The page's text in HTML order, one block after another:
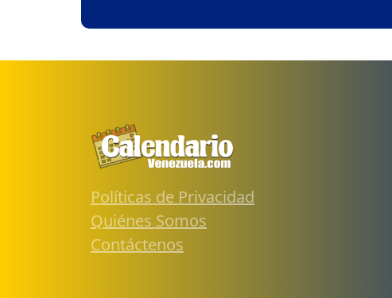
Políticas de Privacidad
Quiénes Somos
Contáctenos